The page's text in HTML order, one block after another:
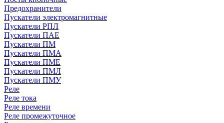
Предохранители
Пускатели электромагнитные
Пускатели РПЛ
Пускатели ПАЕ
Пускатели ПМ
Пускатели ПМА
Пускатели ПМЕ
Пускатели ПМЛ
Пускатели ПМУ
Реле
Реле тока
Реле времени
Реле промежуточное